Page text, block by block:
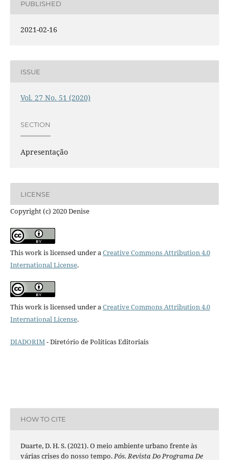
PUBLISHED
2021-02-16
ISSUE
Vol. 27 No. 51 (2020)
SECTION
Apresentação
LICENSE
Copyright (c) 2020 Denise
This work is licensed under a Creative Commons Attribution 4.0
International License.
This work is licensed under a Creative Commons Attribution 4.0
International License.
DIADORIM- Diretório de Políticas Editoriais
HOW TO CITE
Duarte, D. H. S. (2021). O meio ambiente urbano frente às
várias crises do nosso tempo. Pós. Revista Do Programa De